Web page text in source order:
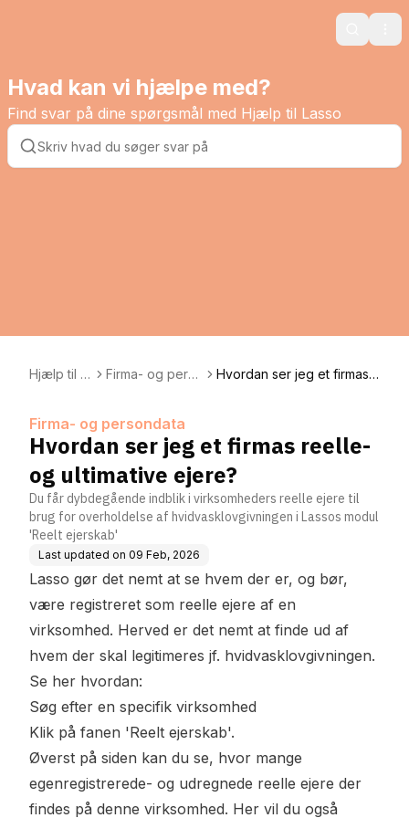
Search
Hvad kan vi hjælpe med?
Find svar på dine spørgsmål med Hjælp til Lasso
Hjælp til L
Firma- og perso
Hvordan ser jeg et firmas r
Firma- og persondata
Hvordan ser jeg et firmas reelle-
og ultimative ejere?
Du får dybdegående indblik i virksomheders reelle ejere til
brug for overholdelse af hvidvasklovgivningen i Lassos modul
'Reelt ejerskab'
Last updated on 09 Feb, 2026
Lasso gør det nemt at se hvem der er, og bør,
være registreret som reelle ejere af en
virksomhed. Herved er det nemt at finde ud af
hvem der skal legitimeres jf. hvidvasklovgivningen.
Se her hvordan:
Søg efter en specifik virksomhed
Klik på fanen 'Reelt ejerskab'.
Øverst på siden kan du se, hvor mange
egenregistrerede- og udregnede reelle ejere der
findes på denne virksomhed. Her vil du også